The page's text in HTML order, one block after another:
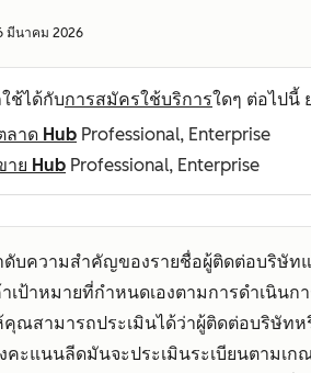
มีนาคม 2026
ช้ได้กับการสมัครใช้บริการใดๆ ต่อไปนี้
ลาด Hub Professional, Enterprise
าย Hub Professional, Enterprise
ดับความสำคัญของรายชื่อผู้ติดต่อบริษัท
เป้าหมายที่กำหนดเองตามการดำเนิ
คุณสามารถประเมินได้ว่าผู้ติดต่อบริษัท
คะแนนลีดมันจะประเมินระเบียนตาม